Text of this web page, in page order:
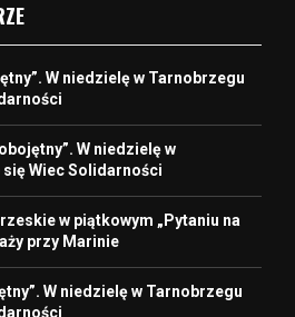
W niedzielę w Tarnobrzegu
W niedzielę w
Wiec Solidarności
w piątkowym „Pytaniu na
przy Marinie
W niedzielę w Tarnobrzegu